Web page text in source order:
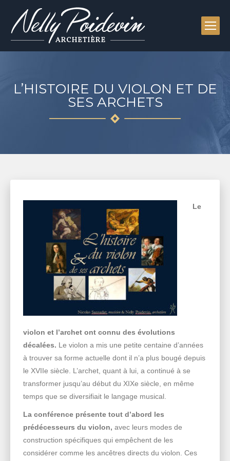
L’HISTOIRE DU VIOLON ET DE
SES ARCHETS
Le
violon et l’archet ont connu des évolutions
décalées. Le violon a mis une petite centaine d’années
à trouver sa forme actuelle dont il n’a plus bougé depuis
le XVIIe siècle. L’archet, quant à lui, a continué à se
transformer jusqu’au début du XIXe siècle, en même
temps que se diversifiait le langage musical.
La conférence présente tout d’abord les
prédécesseurs du violon, avec leurs modes de
construction spécifiques qui empêchent de les
considérer comme les ancêtres directs du violon. Ces